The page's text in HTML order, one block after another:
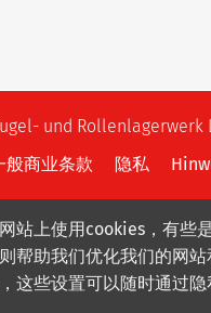
und Rollenlagerwerk
般商业条款 隐私
站上使用cookies，有些
帮助我们优化我们的网站
这些设置可以随时通过